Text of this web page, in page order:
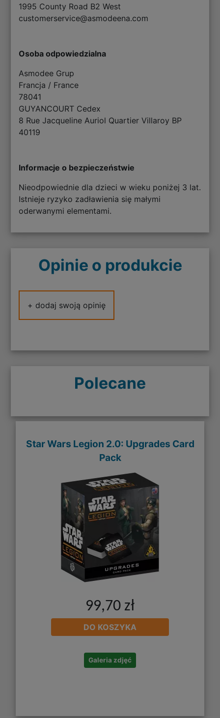
1995 County Road B2 West
customerservice@asmodeena.com
Osoba odpowiedzialna
Asmodee Grup
Francja / France
78041
GUYANCOURT Cedex
8 Rue Jacqueline Auriol Quartier Villaroy BP
40119
Informacje o bezpieczeństwie
Nieodpowiednie dla dzieci w wieku poniżej 3 lat.
Istnieje ryzyko zadławienia się małymi
oderwanymi elementami.
Opinie o produkcie
+ dodaj swoją opinię
Polecane
Star Wars Legion 2.0: Upgrades Card
Pack
99,70 zł
DO KOSZYKA
Galeria zdjęć